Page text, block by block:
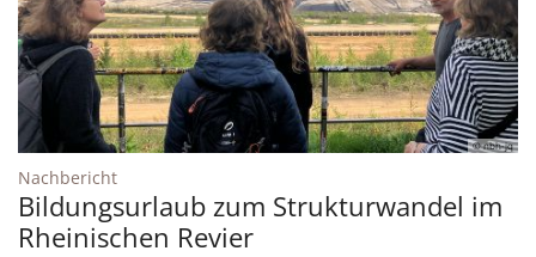
© nbh-jq
Nachbericht:
Bildungsurlaub zum Strukturwandel im
Rheinischen Revier